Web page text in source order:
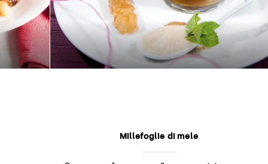
Millefoglie di mele